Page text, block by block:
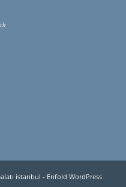
istanbul - Enfold WordPress